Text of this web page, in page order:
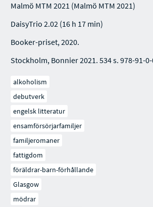
Malmö MTM 2021 (Malmö MTM 2021)
DaisyTrio 2.02 (16 h 17 min)
Booker-priset, 2020.
Stockholm, Bonnier 2021. 534 s. 978-91-
alkoholism
debutverk
engelsk litteratur
ensamförsörjarfamiljer
familjeromaner
fattigdom
föräldrar-barn-förhållande
Glasgow
mödrar